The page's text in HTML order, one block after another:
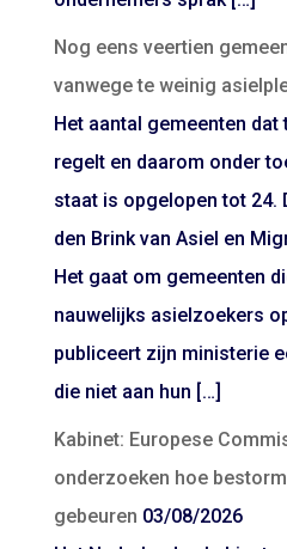
Nog eens veertien
vanwege te weinig
Het aantal gemeenten
regelt en daarom onder
staat is opgelopen tot 24.
den Brink van Asiel en
Het gaat om gemeenten
nauwelijks asielzoekers
publiceert zijn ministerie
die niet aan hun […]
Kabinet: Europese
onderzoeken hoe
gebeuren 03/08/2026